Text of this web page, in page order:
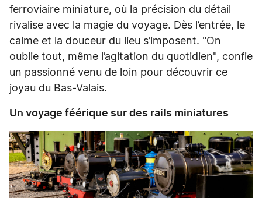
ferroviaire miniature, où la précision du détail
rivalise avec la magie du voyage. Dès l’entrée, le
calme et la douceur du lieu s’imposent. "On
oublie tout, même l’agitation du quotidien", confie
un passionné venu de loin pour découvrir ce
joyau du Bas-Valais.
Un voyage féérique sur des rails miniatures